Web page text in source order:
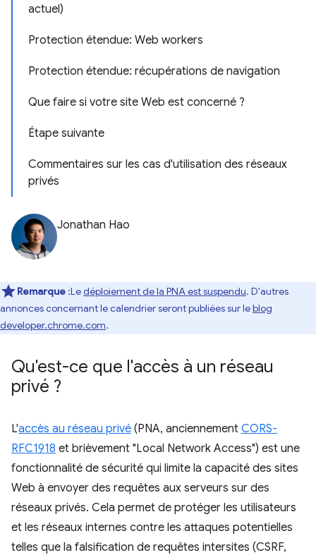
actuel)
Protection étendue: Web workers
Protection étendue: récupérations de navigation
Que faire si votre site Web est concerné ?
Étape suivante
Commentaires sur les cas d'utilisation des réseaux
privés
Jonathan Hao
Remarque :Ledéploiement de la PNA est suspendu. D'autres
annonces concernant le calendrier seront publiées sur leblog
developer.chrome.com.
Qu'est-ce que l'accès à un réseau
privé ?
L'accès au réseau privé (PNA, anciennement CORS-
RFC1918 et brièvement "Local Network Access") est une
fonctionnalité de sécurité qui limite la capacité des sites
Web à envoyer des requêtes aux serveurs sur des
réseaux privés. Cela permet de protéger les utilisateurs
et les réseaux internes contre les attaques potentielles
telles que la falsification de requêtes intersites (CSRF,